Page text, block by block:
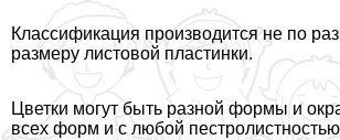
Классификация производится не по
размеру листовой пластинки.
Цветки могут быть разной формы и
всех форм и с лю­бой